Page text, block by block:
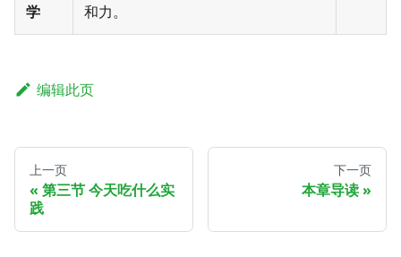
学
和力。
编辑此页
上一页
第三节 今天吃什么实
践
下一页
本章导读